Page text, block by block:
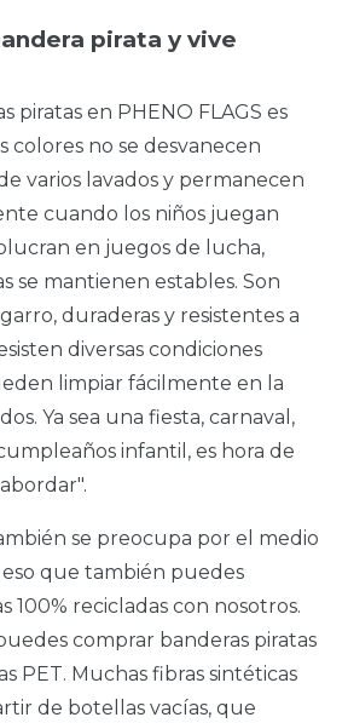
pirata y vive
piratas en PHENO FLAGS es
colores no se desvanecen
varios lavados y permanecen
cuando los niños juegan
en juegos de lucha,
se mantienen estables. Son
duraderas y resistentes a
diversas condiciones
limpiar fácilmente en la
Ya sea una fiesta, carnaval,
infantil, es hora de
se preocupa por el medio
que también puedes
100% recicladas con nosotros.
comprar banderas piratas
PET. Muchas fibras sintéticas
de botellas vacías, que